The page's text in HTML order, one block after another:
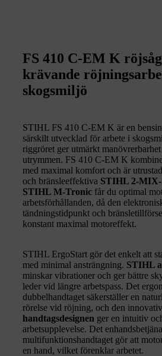
FS 410 C-EM K
krävande
skogsmiljö
STIHL FS 410 C-EM K är en
särskilt utvecklad för arbete i
riggröret ger utmärkt
utrymmen. FS 410 C-EM K
med maximal komfort och är
och bränsleeffektiva STIHL 2-
STIHL M-Tronic får du optimal
arbetsförhållanden, då den
tändningstidpunkt och
konstant maximal motoreffekt.
STIHL ErgoStart gör det enkelt att
med minimal ansträngning. STIHL
minskar vibrationer och ger bättre
leder vid längre arbetspass. Det
dubbelhandtaget säkerställer en
rörelse vid röjning, och den
handtagsdesignen ger en intuitiv
arbetsupplevelse. Det
multifunktionshandtaget gör att
en hand, vilket förenklar arbetet.